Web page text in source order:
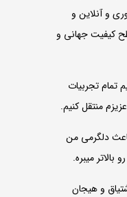
و آنلاین و
کیفیت جهانی و
تمام تجربیات
منتقل کنیم.
دلگرمی من
می­­بره.
و هیجان